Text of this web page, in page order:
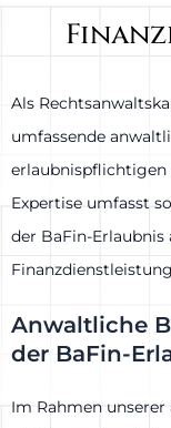
Als
umfassende
erlaubnispflichtigen
Expertise umfasst
der BaFin-
Anwaltliche
der BaFin-
Im Rahmen